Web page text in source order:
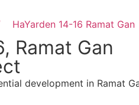
HaYarden 14-16 Ramat Gan
Ramat Gan
development in Ramat